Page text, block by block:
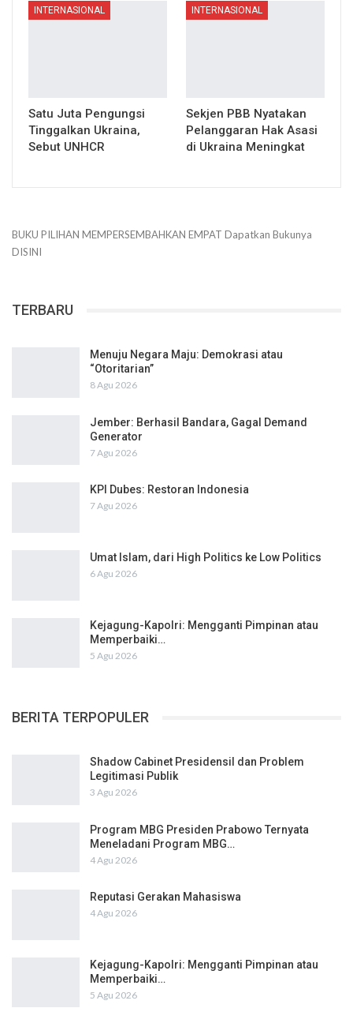
INTERNASIONAL
Satu Juta Pengungsi
Tinggalkan Ukraina,
Sebut UNHCR
INTERNASIONAL
Sekjen PBB Nyatakan
Pelanggaran Hak Asasi
di Ukraina Meningkat
BUKU PILIHAN MEMPERSEMBAHKAN EMPAT Dapatkan Bukunya
DISINI
TERBARU
Menuju Negara Maju: Demokrasi atau
“Otoritarian”
8 Agu 2026
Jember: Berhasil Bandara, Gagal Demand
Generator
7 Agu 2026
KPI Dubes: Restoran Indonesia
7 Agu 2026
Umat Islam, dari High Politics ke Low Politics
6 Agu 2026
Kejagung-Kapolri: Mengganti Pimpinan atau
Memperbaiki…
5 Agu 2026
BERITA TERPOPULER
Shadow Cabinet Presidensil dan Problem
Legitimasi Publik
3 Agu 2026
Program MBG Presiden Prabowo Ternyata
Meneladani Program MBG…
4 Agu 2026
Reputasi Gerakan Mahasiswa
4 Agu 2026
Kejagung-Kapolri: Mengganti Pimpinan atau
Memperbaiki…
5 Agu 2026